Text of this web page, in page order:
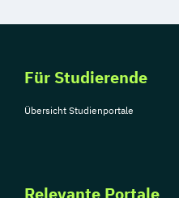
Für Studierende
Übersicht Studienportale
Relevante Portale